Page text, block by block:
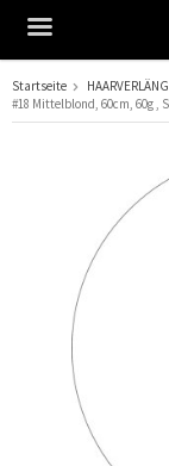
Das
Startseite
#18 Mittelblond, 60cm, 60g ,